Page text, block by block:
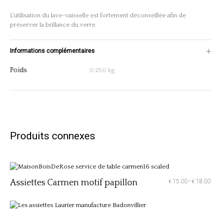
L’utilisation du lave-vaisselle est fortement déconseillée afin de
préserver la brillance du verre.
Informations complémentaires
Poids 0.250 kg
Produits connexes
Assiettes Carmen motif papillon € 15.00–€ 18.00